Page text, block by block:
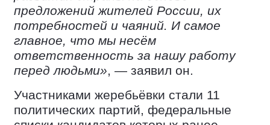
предложений жителей России, их
потребностей и чаяний. И самое
главное, что мы несём
ответственность за нашу работу
перед людьми», — заявил он.
Участниками жеребьёвки стали 11
политических партий, федеральные